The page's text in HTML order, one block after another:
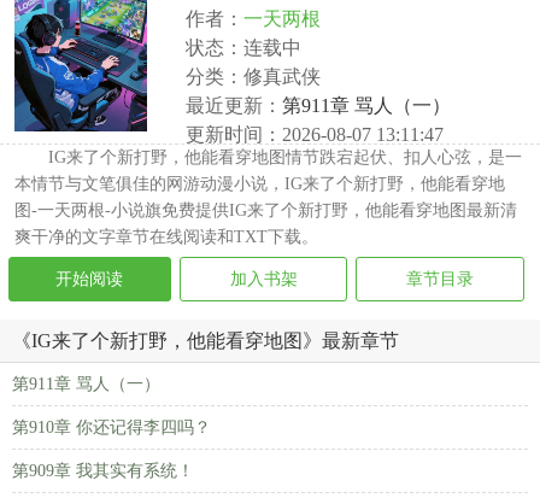
作者： 一天两根
状态：连载中
分类：修真武侠
最近更新： 第911章 骂人（一）
更新时间：2026-08-07 13:11:47
IG来了个新打野，他能看穿地图情节跌宕起伏、扣人心弦，是一
本情节与文笔俱佳的网游动漫小说，IG来了个新打野，他能看穿地
图-一天两根-小说旗免费提供IG来了个新打野，他能看穿地图最新清
爽干净的文字章节在线阅读和TXT下载。
开始阅读 加入书架 章节目录
《IG来了个新打野，他能看穿地图》最新章节
第911章 骂人（一）
第910章 你还记得李四吗？
第909章 我其实有系统！